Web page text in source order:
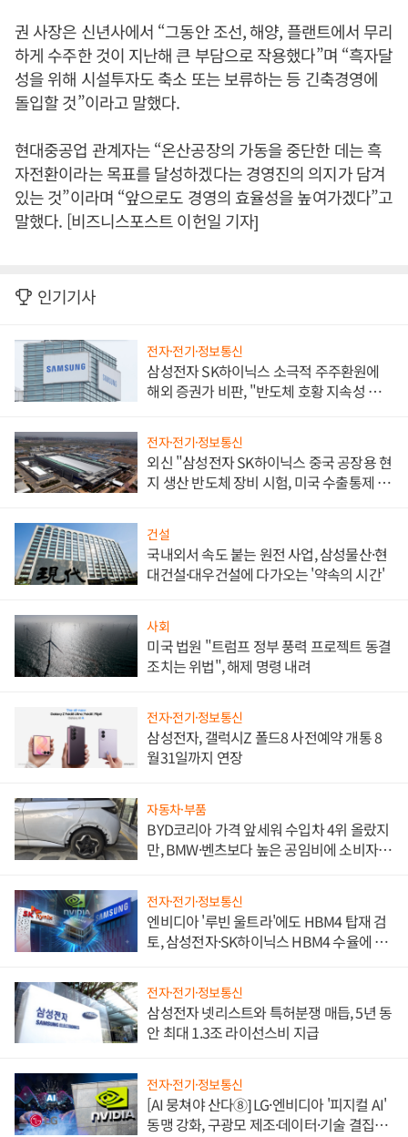
권 사장은 신년사에서 “그동안 조선, 해양, 플랜트에서 무리
하게 수주한 것이 지난해 큰 부담으로 작용했다”며 “흑자달
성을 위해 시설투자도 축소 또는 보류하는 등 긴축경영에
돌입할 것”이라고 말했다.
현대중공업 관계자는 “온산공장의 가동을 중단한 데는 흑
자전환이라는 목표를 달성하겠다는 경영진의 의지가 담겨
있는 것”이라며 “앞으로도 경영의 효율성을 높여가겠다”고
말했다. [비즈니스포스트 이헌일 기자]
인기기사
전자·전기·정보통신
삼성전자 SK하이닉스 소극적 주주환원에
해외 증권가 비판, "반도체 호황 지속성 의
전자·전기·정보통신
외신 "삼성전자 SK하이닉스 중국 공장용 현
지 생산 반도체 장비 시험, 미국 수출통제 대
건설
국내외서 속도 붙는 원전 사업, 삼성물산·현
대건설·대우건설에 다가오는 '약속의 시간'
사회
미국 법원 "트럼프 정부 풍력 프로젝트 동결
조치는 위법", 해제 명령 내려
전자·전기·정보통신
삼성전자, 갤럭시Z 폴드8 사전예약 개통 8
월31일까지 연장
자동차·부품
BYD코리아 가격 앞세워 수입차 4위 올랐지
만, BMW·벤츠보다 높은 공임비에 소비자
전자·전기·정보통신
엔비디아 '루빈 울트라'에도 HBM4 탑재 검
토, 삼성전자·SK하이닉스 HBM4 수율에 주
전자·전기·정보통신
삼성전자 넷리스트와 특허분쟁 매듭, 5년 동
안 최대 1.3조 라이선스비 지급
전자·전기·정보통신
[AI 뭉쳐야 산다⑧] LG·엔비디아 '피지컬 AI'
동맹 강화, 구광모 제조·데이터·기술 결집